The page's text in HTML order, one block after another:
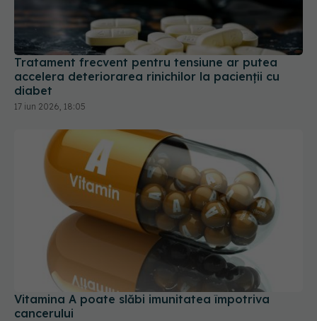
Tratament frecvent pentru tensiune ar putea
accelera deteriorarea rinichilor la pacienții cu
diabet
17 iun 2026, 18:05
Vitamina A poate slăbi imunitatea împotriva
cancerului